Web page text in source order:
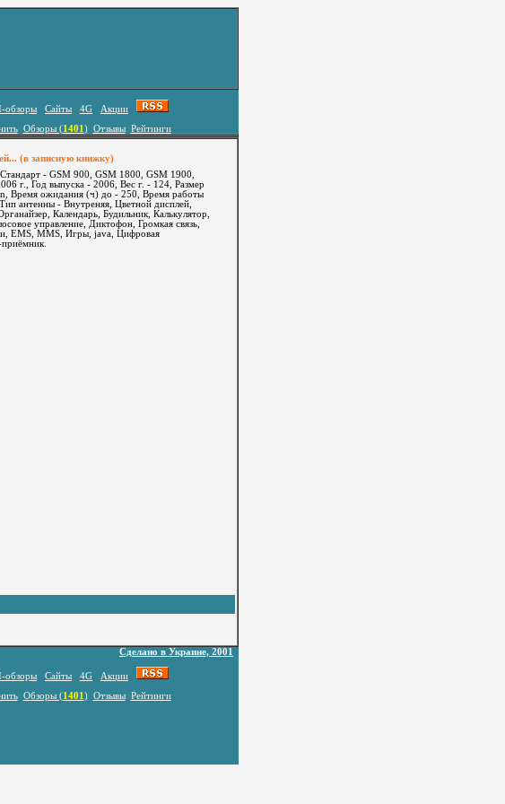
обзоры Сайты 4G
Акции
Обзоры (1401 ) Отзывы Рейтинги
(в записную книжку)
- GSM 900, GSM 1800, GSM 1900,
г., Год выпуска - 2006, Вес г. - 124, Размер
Время ожидания (ч) до - 250, Время работы
антенны - Внутреняя, Цветной дисплей,
Календарь, Будильник, Калькулятор,
управление, Диктофон, Громкая связь,
EMS, MMS, Игры, java, Цифровая
Сделано в Украине, 2001
обзоры Сайты 4G
Акции
Обзоры (1401 ) Отзывы Рейтинги